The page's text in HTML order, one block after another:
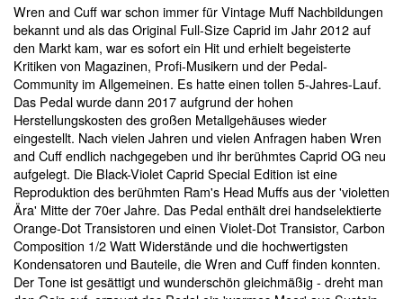
Wren and Cuff war schon immer für Vintage Muff Nachbildungen
bekannt und als das Original Full-Size Caprid im Jahr 2012 auf
den Markt kam, war es sofort ein Hit und erhielt begeisterte
Kritiken von Magazinen, Profi-Musikern und der Pedal-
Community im Allgemeinen. Es hatte einen tollen 5-Jahres-Lauf.
Das Pedal wurde dann 2017 aufgrund der hohen
Herstellungskosten des großen Metallgehäuses wieder
eingestellt. Nach vielen Jahren und vielen Anfragen haben Wren
and Cuff endlich nachgegeben und ihr berühmtes Caprid OG neu
aufgelegt. Die Black-Violet Caprid Special Edition ist eine
Reproduktion des berühmten Ram's Head Muffs aus der 'violetten
Ära' Mitte der 70er Jahre. Das Pedal enthält drei handselektierte
Orange-Dot Transistoren und einen Violet-Dot Transistor, Carbon
Composition 1/2 Watt Widerstände und die hochwertigsten
Kondensatoren und Bauteile, die Wren and Cuff finden konnten.
Der Tone ist gesättigt und wunderschön gleichmäßig - dreht man